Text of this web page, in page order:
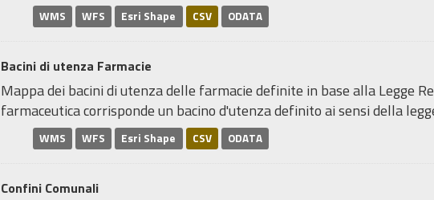
WMS WFS Esri Shape CSV ODATA
Bacini di utenza Farmacie
Mappa dei bacini di utenza delle farmacie definite in base alla Legge
farmaceutica corrisponde un bacino d'utenza definito ai sensi della
WMS WFS Esri Shape CSV ODATA
Confini Comunali